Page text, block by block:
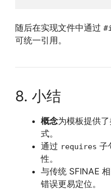
随后在实现文件中通过
可统一引用。
8. 小结
概念为模板提供
式。
通过 requires 子
性。
与传统 SFINAE
错误更易定位。